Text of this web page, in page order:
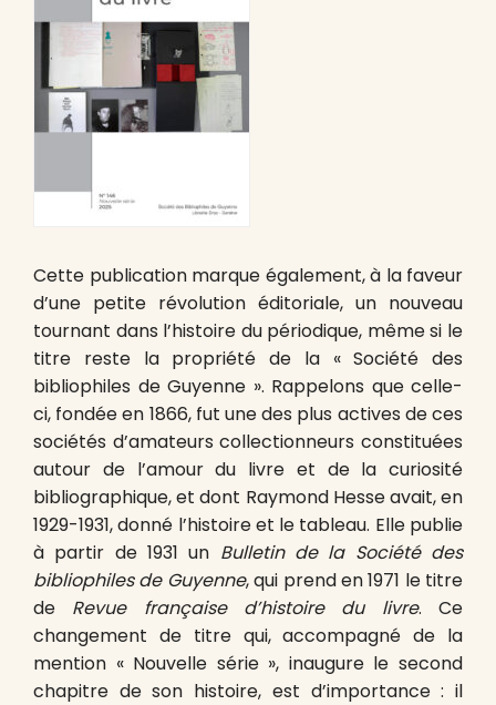
Cette publication marque également, à la faveur
d’une petite révolution éditoriale, un nouveau
tournant dans l’histoire du périodique, même si le
titre reste la propriété de la « Société des
bibliophiles de Guyenne ». Rappelons que celle-
ci, fondée en 1866, fut une des plus actives de ces
sociétés d’amateurs collectionneurs constituées
autour de l’amour du livre et de la curiosité
bibliographique, et dont Raymond Hesse avait, en
1929-1931, donné l’histoire et le tableau. Elle publie
à partir de 1931 un Bulletin de la Société des
bibliophiles de Guyenne, qui prend en 1971 le titre
de Revue française d’histoire du livre. Ce
changement de titre qui, accompagné de la
mention « Nouvelle série », inaugure le second
chapitre de son histoire, est d’importance : il